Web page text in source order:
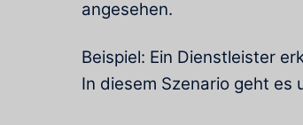
angesehen.
Beispiel: Ein Dienstleister
In diesem Szenario geht es